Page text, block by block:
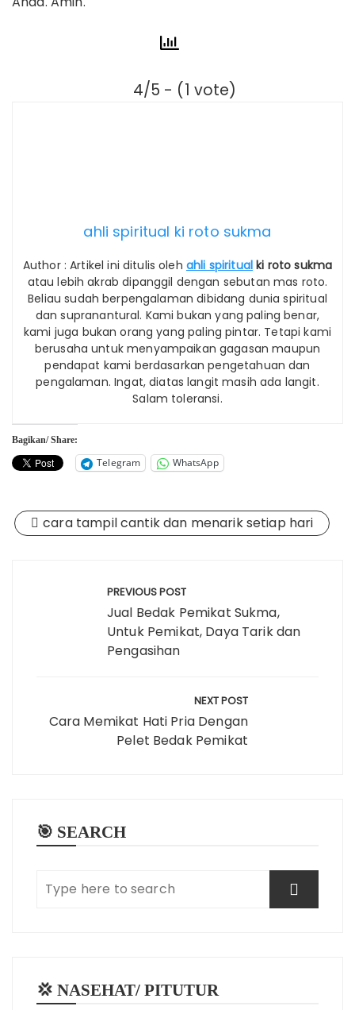
4/5 - (1 vote)
ahli spiritual ki roto sukma
Author : Artikel ini ditulis oleh ahli spiritual ki roto sukma
atau lebih akrab dipanggil dengan sebutan mas roto.
Beliau sudah berpengalaman dibidang dunia spiritual
dan supranantural. Kami bukan yang paling benar,
kami juga bukan orang yang paling pintar. Tetapi kami
berusaha untuk menyampaikan gagasan maupun
pendapat kami berdasarkan pengetahuan dan
pengalaman. Ingat, diatas langit masih ada langit.
Salam toleransi.
Bagikan/ Share:
Telegram WhatsApp
cara tampil cantik dan menarik setiap hari
navigationPREVIOUS POST
Jual Bedak Pemikat Sukma,
Untuk Pemikat, Daya Tarik dan
Pengasihan
NEXT POST
Cara Memikat Hati Pria Dengan
Pelet Bedak Pemikat
🎯 SEARCH
💢 NASEHAT/ PITUTUR